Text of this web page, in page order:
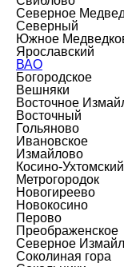
Северное
Северный
Южное
Ярославский
ВАО
Богородское
Вешняки
Восточное
Восточный
Гольяново
Ивановское
Измайлово
Косино-Ухтомский
Метрогородок
Новогиреево
Новокосино
Перово
Преображенское
Северное
Соколиная гора